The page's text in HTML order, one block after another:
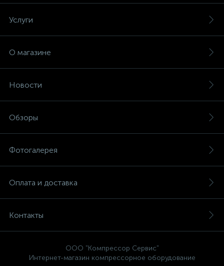
Услуги
О магазине
Новости
Обзоры
Фотогалерея
Оплата и доставка
Контакты
ООО "Компрессор Сервис"
Интернет-магазин компрессорное оборудование